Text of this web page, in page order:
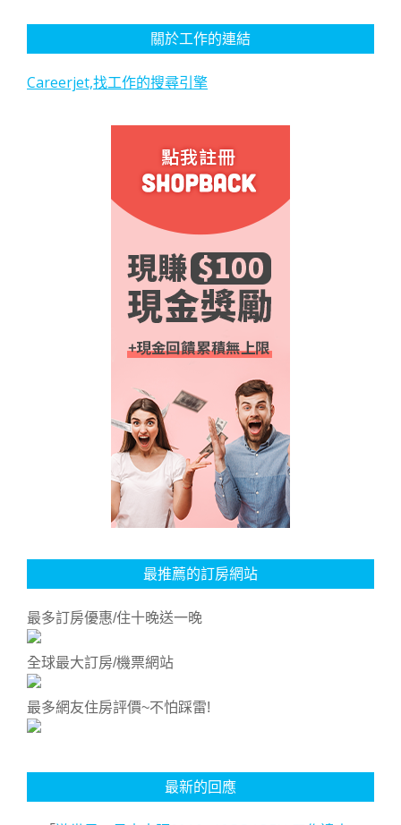
關於工作的連結
Careerjet,找工作的搜尋引擎
最推薦的訂房網站
最多訂房優惠/住十晚送一晚
全球最大訂房/機票網站
最多網友住房評價~不怕踩雷!
最新的回應